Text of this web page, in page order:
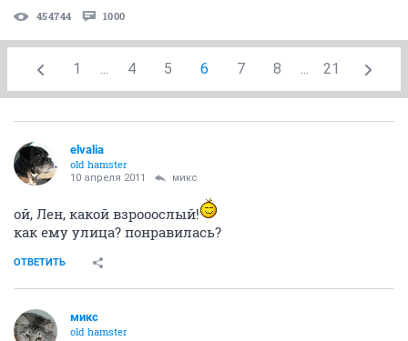
454744 1000
1 ... 4 5 6 7 8 ... 21
elvalia
old hamster
10 апреля 2011 микс
ой, Лен, какой взрооослый!
как ему улица? понравилась?
ОТВЕТИТЬ
микс
old hamster